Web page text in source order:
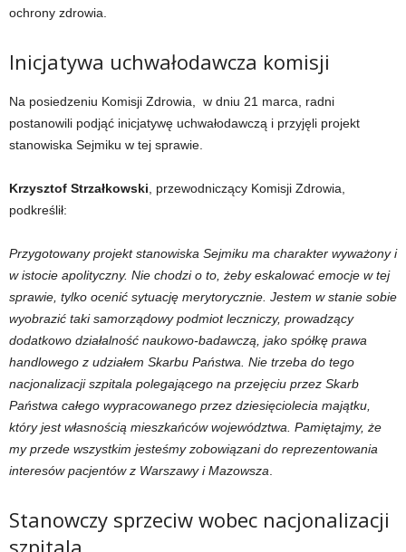
ochrony zdrowia.
Inicjatywa uchwałodawcza komisji
Na posiedzeniu Komisji Zdrowia, w dniu 21 marca, radni
postanowili podjąć inicjatywę uchwałodawczą i przyjęli projekt
stanowiska Sejmiku w tej sprawie.
Krzysztof Strzałkowski , przewodniczący Komisji Zdrowia,
podkreślił:
Przygotowany projekt stanowiska Sejmiku ma charakter wyważony i
w istocie apolityczny. Nie chodzi o to, żeby eskalować emocje w tej
sprawie, tylko ocenić sytuację merytorycznie. Jestem w stanie sobie
wyobrazić taki samorządowy podmiot leczniczy, prowadzący
dodatkowo działalność naukowo-badawczą, jako spółkę prawa
handlowego z udziałem Skarbu Państwa. Nie trzeba do tego
nacjonalizacji szpitala polegającego na przejęciu przez Skarb
Państwa całego wypracowanego przez dziesięciolecia majątku,
który jest własnością mieszkańców województwa. Pamiętajmy, że
my przede wszystkim jesteśmy zobowiązani do reprezentowania
interesów pacjentów z Warszawy i Mazowsza
Stanowczy sprzeciw wobec nacjonalizacji
szpitala